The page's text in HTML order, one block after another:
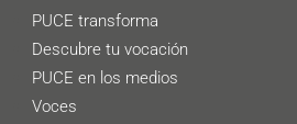
PUCE transforma
Descubre tu vocación
PUCE en los medios
Voces